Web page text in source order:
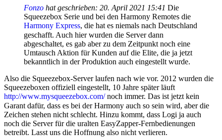
Fonzo hat geschrieben: 20. April 2021 15:41 Die
Squeezebox Serie und bei den Harmony Remotes die
Harmony Express, die hat es niemals nach Deutschland
geschafft. Auch hier wurden die Server dann
abgeschaltet, es gab aber zu dem Zeitpunkt noch eine
Umtausch Aktion für Kunden auf die Elite, die ja jetzt
bekanntlich in der Produktion auch eingestellt wurde.
Also die Squeezebox-Server laufen nach wie vor. 2012 wurden die
Squeezeboxen offiziell eingestellt, 10 Jahre später läuft
http://www.mysqueezebox.com/noch immer. Das ist jetzt kein
Garant dafür, dass es bei der Harmony auch so sein wird, aber die
Zeichen stehen nicht schlecht. Hinzu kommt, dass Logi ja auch
noch die Server für die uralten EasyZapper-Fernbedienungen
betreibt. Lasst uns die Hoffnung also nicht verlieren.